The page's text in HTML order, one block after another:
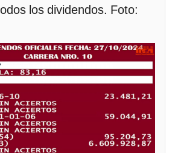
los dividendos. Foto: